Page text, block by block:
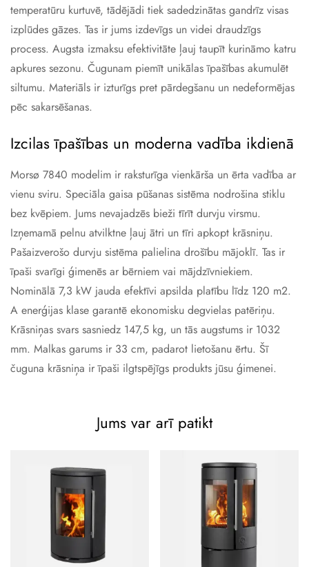
temperatūru kurtuvē, tādējādi tiek sadedzinātas gandrīz visas
izplūdes gāzes. Tas ir jums izdevīgs un videi draudzīgs
process. Augsta izmaksu efektivitāte ļauj taupīt kurināmo katru
apkures sezonu. Čugunam piemīt unikālas īpašības akumulēt
siltumu. Materiāls ir izturīgs pret pārdegšanu un nedeformējas
pēc sakarsēšanas.
Izcilas īpašības un moderna vadība ikdienā
Morsø 7840 modelim ir raksturīga vienkārša un ērta vadība ar
vienu sviru. Speciāla gaisa pūšanas sistēma nodrošina stiklu
bez kvēpiem. Jums nevajadzēs bieži tīrīt durvju virsmu.
Izņemamā pelnu atvilktne ļauj ātri un tīri apkopt krāsniņu.
Pašaizverošo durvju sistēma palielina drošību mājoklī. Tas ir
īpaši svarīgi ģimenēs ar bērniem vai mājdzīvniekiem.
Nominālā 7,3 kW jauda efektīvi apsilda platību līdz 120 m2.
A enerģijas klase garantē ekonomisku degvielas patēriņu.
Krāsniņas svars sasniedz 147,5 kg, un tās augstums ir 1032
mm. Malkas garums ir 33 cm, padarot lietošanu ērtu. Šī
čuguna krāsniņa ir īpaši ilgtspējīgs produkts jūsu ģimenei.
Jums var arī patikt